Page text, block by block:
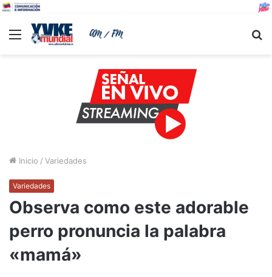
Menu
Inicio / Variedades
Variedades
Observa como este adorable
perro pronuncia la palabra
«mamá»